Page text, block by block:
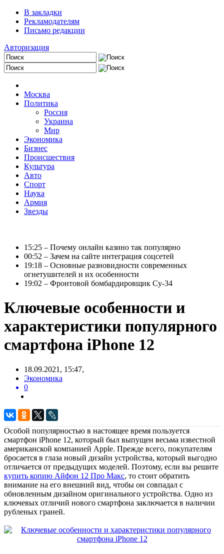
В закладки
Рекламодателям
Письмо редакции
Авторизация
Москва
Политика
Россия
Украина
Мир
Экономика
Бизнес
Происшествия
Культура
Авто
Спорт
Наука
Армия
Звезды
15:25 – Почему онлайн казино так популярно
00:52 – Зачем на сайте интеграция соцсетей
19:18 – Основные разновидности современных
огнетушителей и их особенности
19:02 – Фронтовой бомбардировщик Су-34
Ключевые особенности и
характеристики популярного
смартфона iPhone 12
18.09.2021, 15:47,
Экономика
0
Особой популярностью в настоящее время пользуется
смартфон iPhone 12, который был выпущен весьма известной
американской компанией Apple. Прежде всего, покупателям
бросается в глаза новый дизайн устройства, который выгодно
отличается от предыдущих моделей. Поэтому, если вы решите
купить копию Айфон 12 Про Макс, то стоит обратить
внимание на его внешний вид, чтобы он совпадал с
обновленным дизайном оригинального устройства. Одно из
ключевых отличий нового смартфона заключается в наличии
рубленых граней.